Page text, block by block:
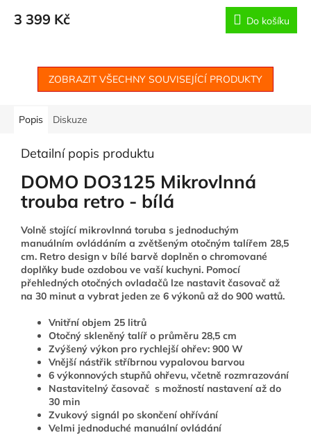
3 399 Kč Do košíku
ZOBRAZIT VŠECHNY SOUVISEJÍCÍ PRODUKTY
Popis Diskuze
Detailní popis produktu
DOMO DO3125 Mikrovlnná
trouba retro - bílá
Volně stojící mikrovlnná toruba s jednoduchým
manuálním ovládáním a zvětšeným otočným talířem 28,5
cm. Retro design v bílé barvě doplněn o chromované
doplňky bude ozdobou ve vaší kuchyni. Pomocí
přehledných otočných ovladačů lze nastavit časovač až
na 30 minut a vybrat jeden ze 6 výkonů až do 900 wattů.
Vnitřní objem 25 litrů
Otočný skleněný talíř o průměru 28,5 cm
Zvýšený výkon pro rychlejší ohřev: 900 W
Vnější nástřik stříbrnou vypalovou barvou
6 výkonnových stupňů ohřevu, včetně rozmrazování
Nastavitelný časovač s možností nastavení až do
30 min
Zvukový signál po skončení ohřívání
Velmi jednoduché manuální ovládání